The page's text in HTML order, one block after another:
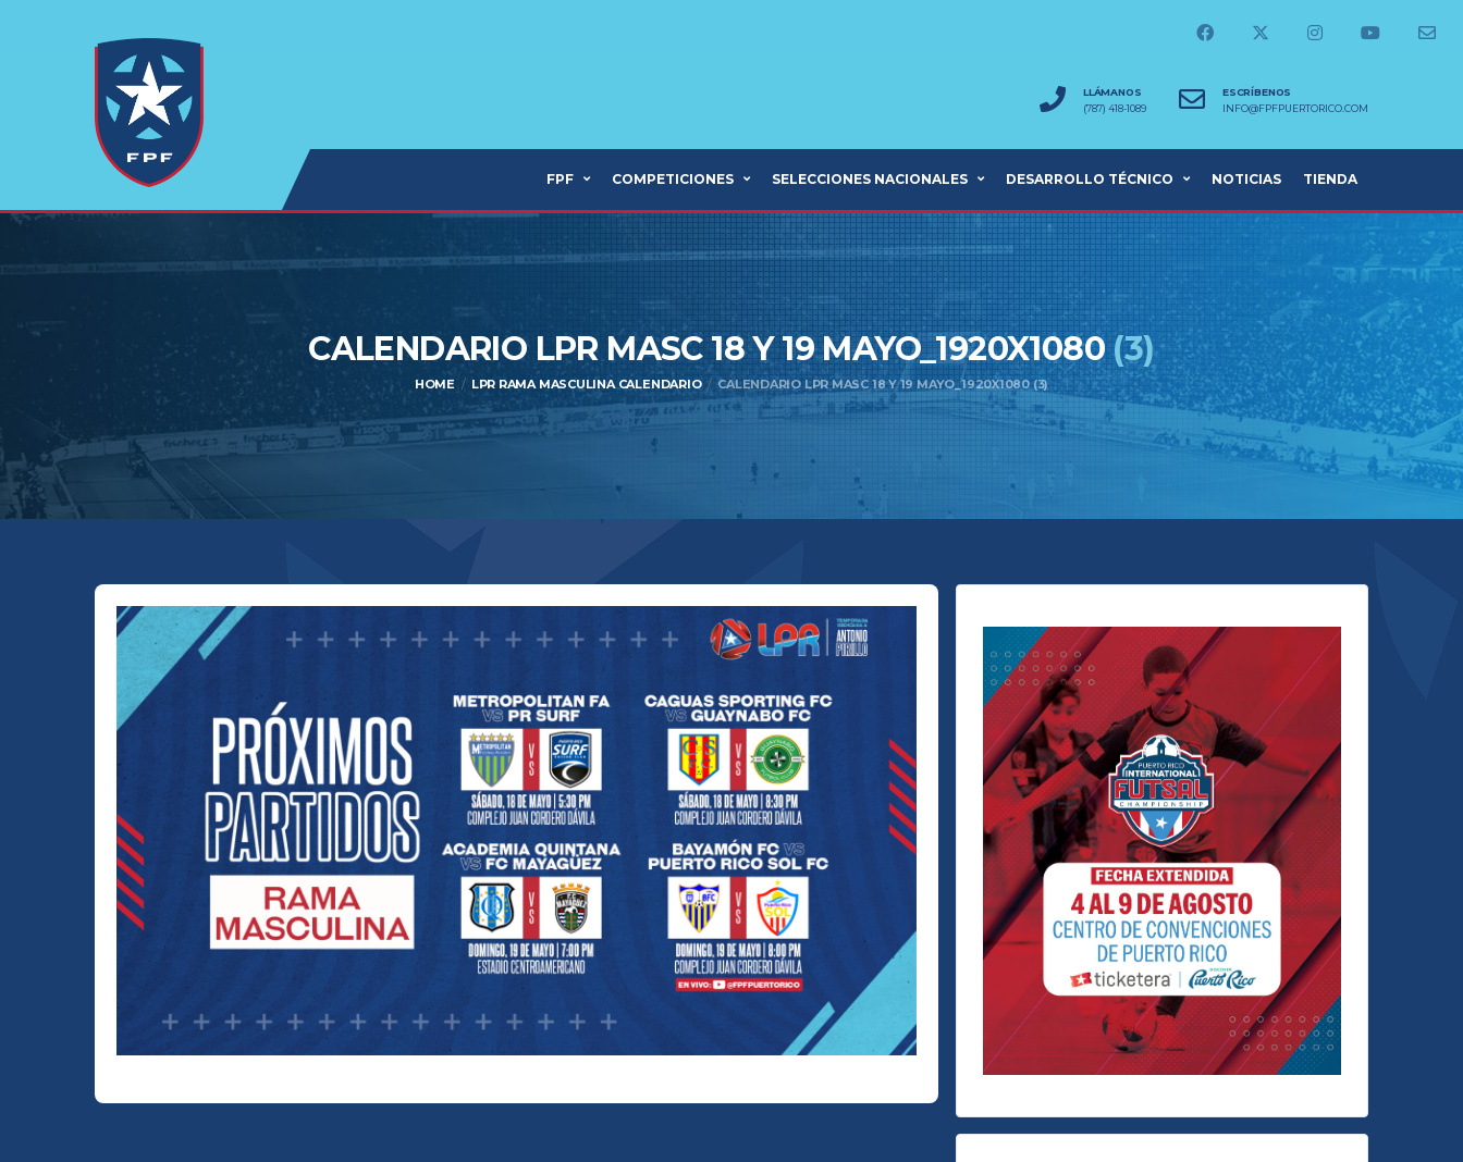
LLÁMANOS
(787) 418-1089
ESCRÍBENOS
INFO@FPFPUERTORICO.COM
FPF COMPETICIONES SELECCIONES NACIONALES DESARROLLO TÉCNICO NOTICIAS TIENDA
CALENDARIO LPR MASC 18 Y 19 MAYO_1920X1080(3)
HOME LPR RAMA MASCULINA CALENDARIO CALENDARIO LPR MASC 18 Y 19 MAYO_1920X1080 (3)